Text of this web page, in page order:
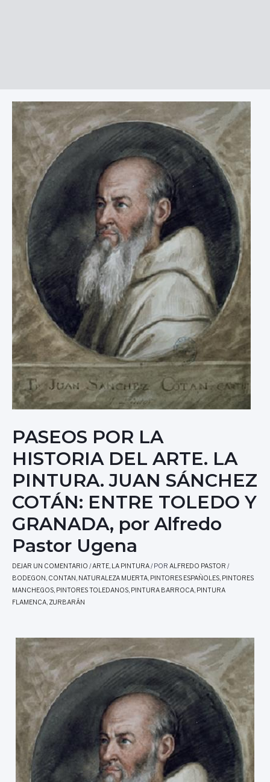
PASEOS POR LA
HISTORIA DEL ARTE. LA
PINTURA. JUAN SÁNCHEZ
COTÁN: ENTRE TOLEDO Y
GRANADA, por Alfredo
Pastor Ugena
DEJAR UN COMENTARIO /ARTE LA PINTURA/ POR ALFREDO PASTOR /
BODEGON CONTAN NATURALEZA MUERTA PINTORES ESPAÑOLES PINTORES
MANCHEGOS PINTORES TOLEDANOS PINTURA BARROCA PINTURA
FLAMENCA ZURBARÁN